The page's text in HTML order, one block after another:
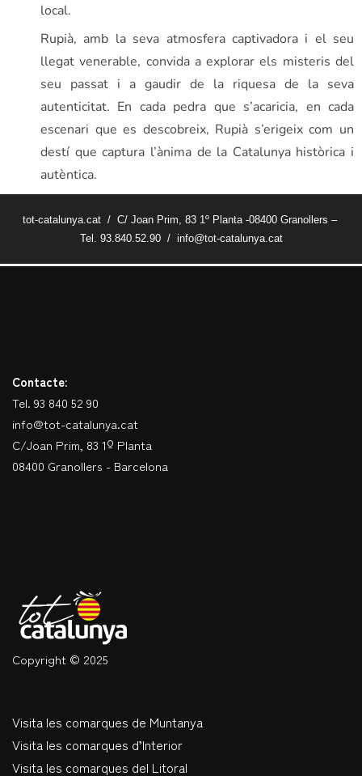
local.
Rupià, amb la seva atmosfera captivadora i el seu
llegat venerable, convida a explorar els misteris del
seu passat i a gaudir de la riquesa de la seva
autenticitat. En cada pedra que s’acaricia, en cada
escenari que es descobreix, Rupià s’erigeix com un
destí que captura l’ànima de la Catalunya històrica i
autèntica.
tot-catalunya.cat / C/ Joan Prim, 83 1º Planta -08400 Granollers –
Tel. 93.840.52.90 / info@tot-catalunya.cat
Contacte:
Tel. 93 840 52 90
info@tot-catalunya.cat
C/Joan Prim, 83 1º Planta
08400 Granollers - Barcelona
Copyright © 2025
Visita les comarques de Muntanya
Visita les comarques d’Interior
Visita les comarques del Litoral